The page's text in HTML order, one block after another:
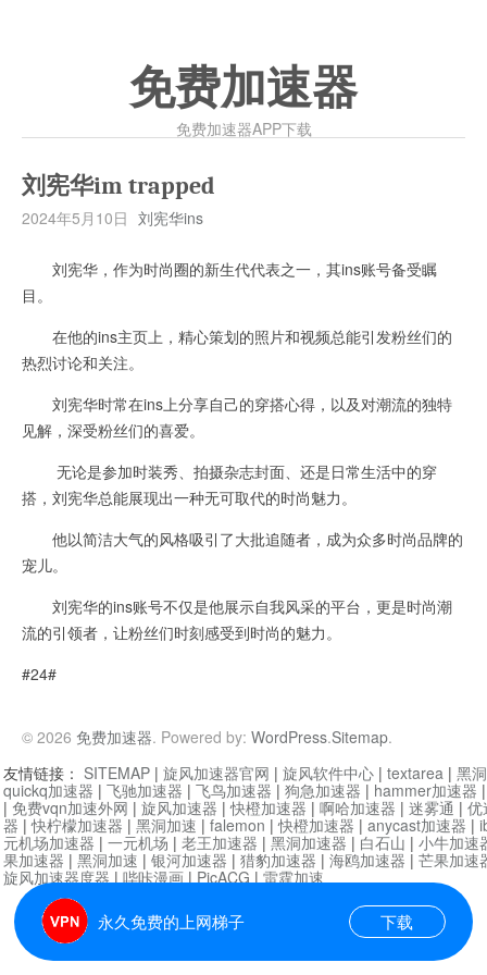
免费加速器
免费加速器APP下载
刘宪华im trapped
2024年5月10日 刘宪华ins
刘宪华，作为时尚圈的新生代代表之一，其ins账号备受瞩
目。
在他的ins主页上，精心策划的照片和视频总能引发粉丝们的
热烈讨论和关注。
刘宪华时常在ins上分享自己的穿搭心得，以及对潮流的独特
见解，深受粉丝们的喜爱。
无论是参加时装秀、拍摄杂志封面、还是日常生活中的穿
搭，刘宪华总能展现出一种无可取代的时尚魅力。
他以简洁大气的风格吸引了大批追随者，成为众多时尚品牌的
宠儿。
刘宪华的ins账号不仅是他展示自我风采的平台，更是时尚潮
流的引领者，让粉丝们时刻感受到时尚的魅力。
#24#
© 2026 免费加速器. Powered by: WordPress.Sitemap.
永久免费的上网梯子 下载
友情链接： SITEMAP | 旋风加速器官网 | 旋风软件中心 | textarea | 黑
quickq加速器 | 飞驰加速器 | 飞鸟加速器 | 狗急加速器 | hammer加速器
| 免费vqn加速外网 | 旋风加速器 |快橙加速器 | 啊哈加速器 | 迷雾通 | 优
器 |快柠檬加速器 | 黑洞加速 | falemon |快橙加速器 | anycast加速器 |
元机场加速器 | 一元机场 | 老王加速器 | 黑洞加速器 | 白石山 | 小牛加速
果加速器 | 黑洞加速 | 银河加速器 | 猎豹加速器 | 海鸥加速器 | 芒果加速
旋风加速器度器|哔咔漫画|PicACG|雷霆加速